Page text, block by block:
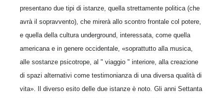
presentano due tipi di istanze, quella strettamente politica (che
avrà il sopravvento), che mirerà allo scontro frontale col potere,
e quella della cultura underground, interessata, come quella
americana e in genere occidentale, «soprattutto alla musica,
alle sostanze psicotrope, al " viaggio " interiore, alla creazione
di spazi alternativi come testimonianza di una diversa qualità di
vita». Il diverso esito delle due istanze è noto. Gli anni Settanta